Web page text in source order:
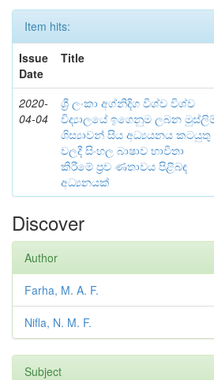
Item hits:
Issue
Date
Title
2020-
04-04
ශ්‍රී ලංකා අග්නිදිග විශ්ව විශ්ව
විද්‍යාලයේ ඉගෙනුම ලබන
ශිස්‍යාවන් සිය අධ්‍යයනය කටයුතු
වලදී සිංහල බාෂාව භාවිතා
කිරීමේ ප්‍රව ණතාවය පිළිබඳ
අධ්‍යනයක්
Discover
Author
Farha, M. A. F.
Nifla, N. M. F.
Subject